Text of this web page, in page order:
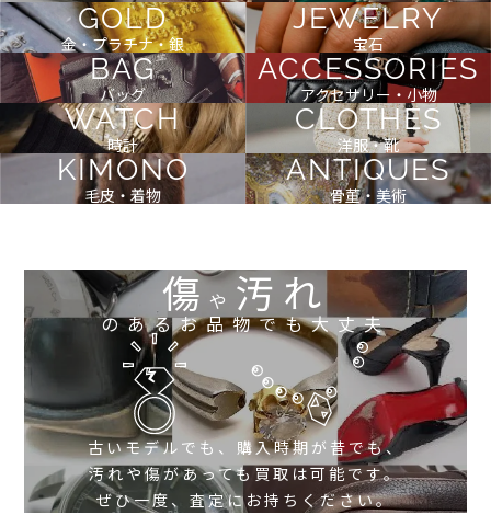
GOLD
金・プラチナ・銀
JEWELRY
宝石
BAG
バッグ
ACCESSORIES
アクセサリー・小物
WATCH
時計
CLOTHES
洋服・靴
KIMONO
毛皮・着物
ANTIQUES
骨董・美術
傷や 汚れ
のあるお品物でも大丈夫
古いモデルでも、購入時期が昔でも、
汚れや傷があっても買取は可能です。
ぜひ一度、査定にお持ちください。